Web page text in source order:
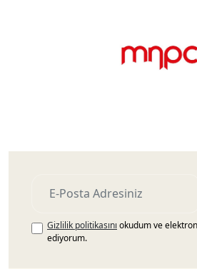
Gizlilik politikasını okudum ve
ediyorum.